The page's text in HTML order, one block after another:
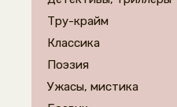
Тру-крайм
Классика
Поэзия
Ужасы, мистика